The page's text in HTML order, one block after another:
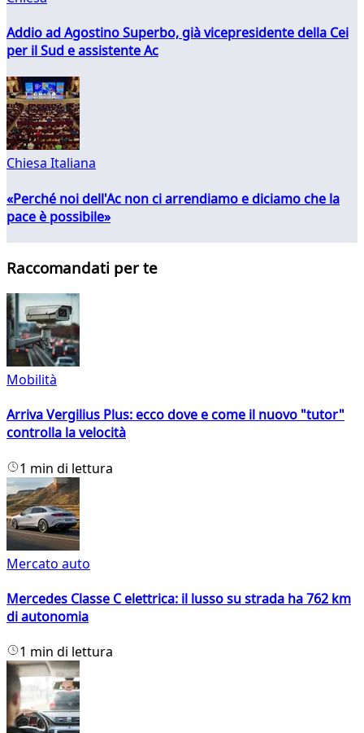
Addio ad Agostino Superbo, già vicepresidente della Cei
per il Sud e assistente Ac
Chiesa Italiana
«Perché noi dell'Ac non ci arrendiamo e diciamo che la
pace è possibile»
Raccomandati per te
Mobilità
Arriva Vergilius Plus: ecco dove e come il nuovo "tutor"
controlla la velocità
1 min di lettura
Mercato auto
Mercedes Classe C elettrica: il lusso su strada ha 762 km
di autonomia
1 min di lettura